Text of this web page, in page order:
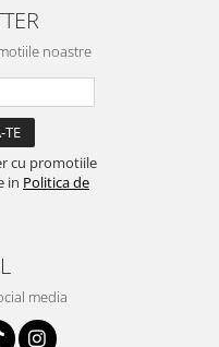
noastre
cu promotiile
in Politica de
media